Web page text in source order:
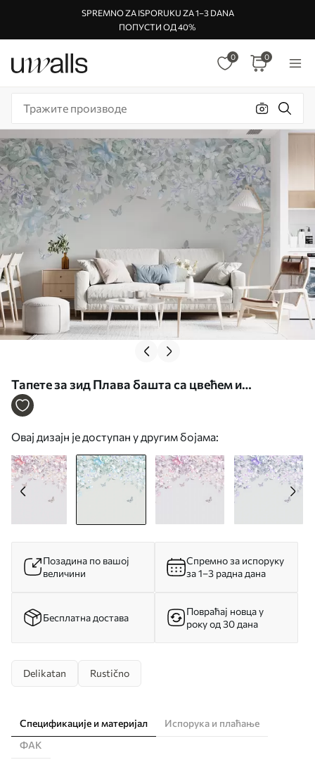
SPREMNO ZA ISPORUKU ZA 1–3 DANA
ПОПУСТИ ОД 40%
0 0
Тапете за зид Плава башта са цвећем и
лептирима бр. u94295v1
Овај дизајн је доступан у другим бојама:
Позадина по вашој
величини
Спремно за испоруку
за 1–3 радна дана
Бесплатна достава
Повраћај новца у
року од 30 дана
Delikatan Rustično
Спецификације и материјал
Испорука и плаћање
ФАК